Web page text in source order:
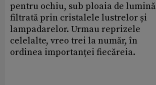
pentru ochiu, sub ploaia de lumină
filtrată prin cristalele lustrelor și
lampadarelor. Urmau reprizele
celelalte, vreo trei la număr, în
ordinea importanței fiecăreia.